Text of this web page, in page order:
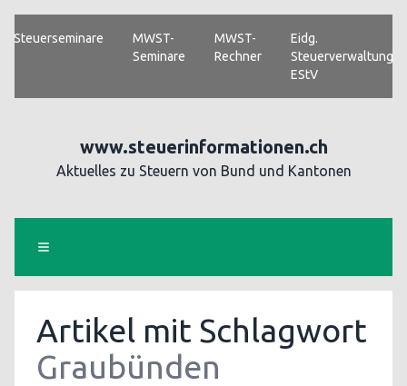
Steuerseminare
MWST-
Seminare
MWST-
Rechner
Eidg.
Steuerverwaltung
EStV
www.steuerinformationen.ch
Aktuelles zu Steuern von Bund und Kantonen
Artikel mit Schlagwort
Graubünden